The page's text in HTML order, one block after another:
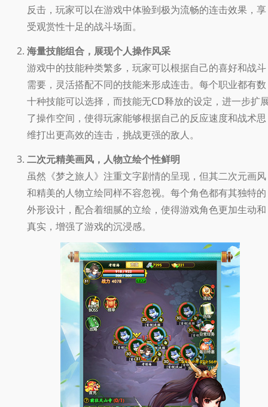
反击，玩家可以在游戏中体验到极为流畅的连击效果，享
受观赏性十足的战斗场面。
海量技能组合，展现个人操作风采
游戏中的技能种类繁多，玩家可以根据自己的喜好和战斗
需要，灵活搭配不同的技能来形成连击。每个职业都有数
十种技能可以选择，而技能无CD释放的设定，进一步扩
了操作空间，使得玩家能够根据自己的反应速度和战术思
维打出更高效的连击，挑战更强的敌人。
二次元精美画风，人物立绘个性鲜明
虽然《梦之旅人》注重文字剧情的呈现，但其二次元画风
和精美的人物立绘同样不容忽视。每个角色都有其独特的
外形设计，配合着细腻的立绘，使得游戏角色更加生动和
真实，增强了游戏的沉浸感。